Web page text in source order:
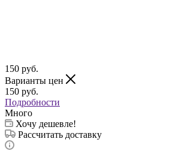
150 руб.
Варианты цен
150 руб.
Подробности
Много
Хочу дешевле!
Рассчитать доставку